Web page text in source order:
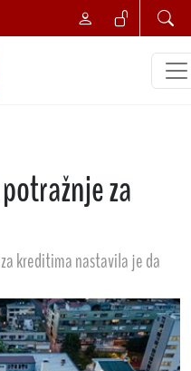
za
kreditima nastavila je da